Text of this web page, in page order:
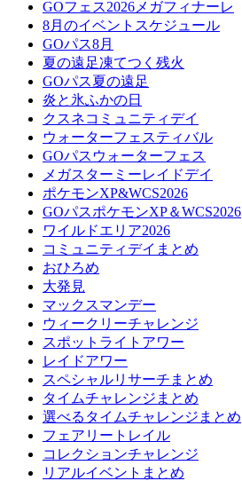
GOフェス2026メガフィナーレ
8月のイベントスケジュール
GOパス8月
夏の遠足凍てつく残火
GOパス夏の遠足
炎と氷ふかの日
クスネコミュニティデイ
ウォーターフェスティバル
GOパスウォーターフェス
メガスターミーレイドデイ
ポケモンXP&WCS2026
GOパスポケモンXP＆WCS2026
ワイルドエリア2026
コミュニティデイまとめ
おひろめ
大発見
マックスマンデー
ウィークリーチャレンジ
スポットライトアワー
レイドアワー
スペシャルリサーチまとめ
タイムチャレンジまとめ
選べるタイムチャレンジまとめ
フェアリートレイル
コレクションチャレンジ
リアルイベントまとめ